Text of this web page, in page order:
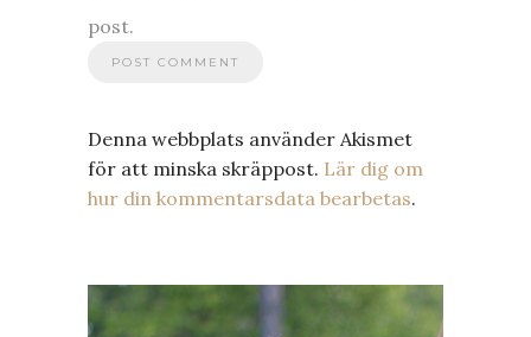
post.
Denna webbplats använder Akismet
för att minska skräppost. Lär dig om
hur din kommentarsdata bearbetas.